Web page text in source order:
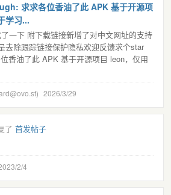
求求各位香油了此 APK 基于开源项
学习...
一下 附下载链接新增了对中文网址的支持
去除跟踪链接保护隐私欢迎反馈求个star
香油了此 APK 基于开源项目 leon，仅用
2026/3/29
了 首发帖子
2/4